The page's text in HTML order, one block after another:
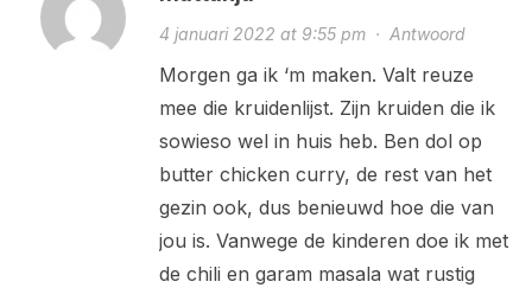
4 januari 2022 at 9:55 pm· Antwoord
Morgen ga ik ‘m maken. Valt reuze
mee die kruidenlijst. Zijn kruiden die ik
sowieso wel in huis heb. Ben dol op
butter chicken curry, de rest van het
gezin ook, dus benieuwd hoe die van
jou is. Vanwege de kinderen doe ik met
de chili en garam masala wat rustig